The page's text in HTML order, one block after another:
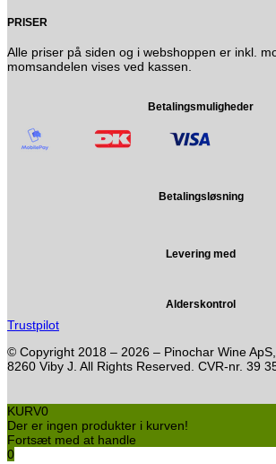
PRISER
Alle priser på siden og i webshoppen er inkl.
momsandelen vises ved kassen.
Betalingsmuligheder
Betalingsløsning
Levering med
Alderskontrol
Trustpilot
© Copyright 2018 – 2026 – Pinochar Wine
8260 Viby J. All Rights Reserved. CVR-nr. 39
KURV0
Der er ingen produkter i kurven!
Fortsæt med at handle
0